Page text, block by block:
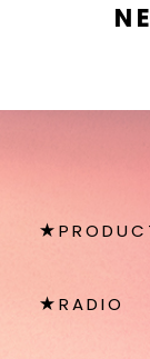
RADIO